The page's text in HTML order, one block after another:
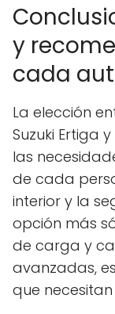
y
cada
La elección
Suzuki Ertiga
las
de cada
interior y la
opción más
de carga y
avanzadas,
que